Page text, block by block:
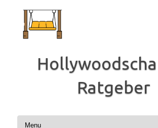
Inhalt
springen
Ratgeber